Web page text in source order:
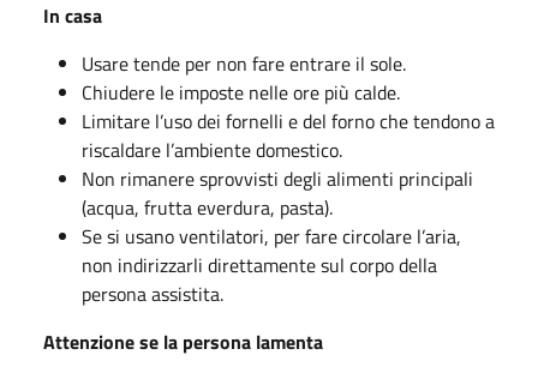
In casa
Usare tende per non fare entrare il sole.
Chiudere le imposte nelle ore più calde.
Limitare l’uso dei fornelli e del forno che tendono a
riscaldare l’ambiente domestico.
Non rimanere sprovvisti degli alimenti principali
(acqua, frutta everdura, pasta).
Se si usano ventilatori, per fare circolare l’aria,
non indirizzarli direttamente sul corpo della
persona assistita.
Attenzionese la persona lamenta